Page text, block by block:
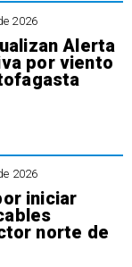
2026
Alerta
por viento
2026
iniciar
norte de